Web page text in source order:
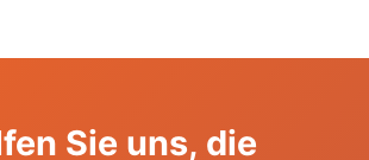
Sie uns, die